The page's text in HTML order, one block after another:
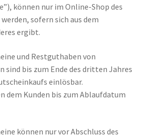
können nur im Online-Shop des
sofern sich aus dem
ergibt.
und Restguthaben von
sind bis zum Ende des dritten Jahres
einlösbar.
dem Kunden bis zum Ablaufdatum
können nur vor Abschluss des